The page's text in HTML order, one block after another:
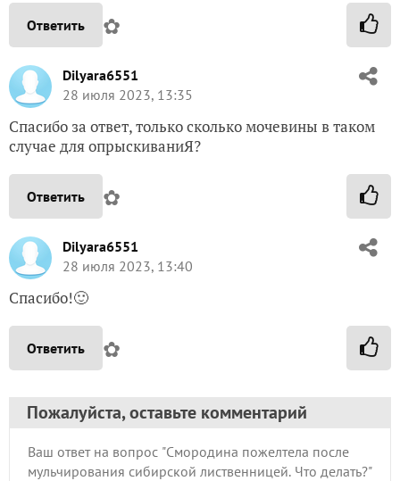
Ответить ✿
Dilyara6551
28 июля 2023, 13:35
Спасибо за ответ, только сколько мочевины в таком
случае для опрыскиваниЯ?
Ответить ✿
Dilyara6551
28 июля 2023, 13:40
Спасибо!🙂
Ответить ✿
Пожалуйста, оставьте комментарий